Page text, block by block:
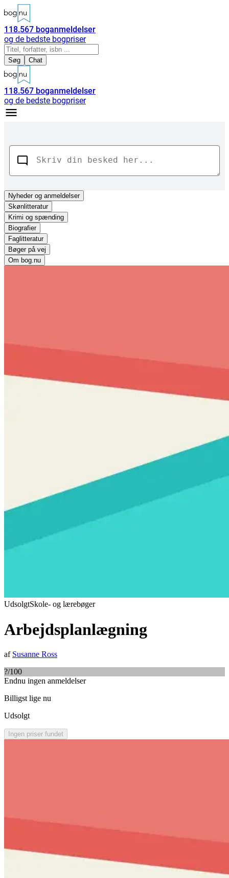
118.567 boganmeldelser
og de bedste bogpriser
Søg Chat
118.567 boganmeldelser
og de bedste bogpriser
Nyhederog anmeldelser
Skønlitteratur
Krimi og spænding
Biografier
Faglitteratur
Bøger på vej
Om bog.nu
UdsolgtSkole- og lærebøger
Arbejdsplanlægning
af Susanne Ross
?/100
Endnu ingen anmeldelser
Billigst lige nu
Udsolgt
Ingen priser fundet